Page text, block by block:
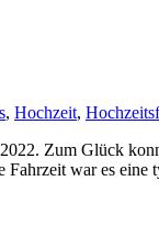
, Hochzeit,
Zum Glück
war es eine